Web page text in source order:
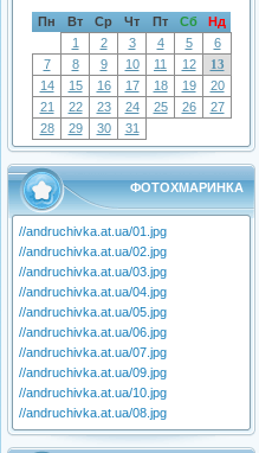
Пн Вт Ср Чт Пт Сб
Нд
1
2 3 4 5
6
7
8 9 10 11 12
13
14
15 16 17 18 19
20
21
22 23 24 25 26
27
28
29 30 31
ФОТОХМАРИНКА
//andruchivka.at.ua/01.jpg
//andruchivka.at.ua/02.jpg
//andruchivka.at.ua/03.jpg
//andruchivka.at.ua/04.jpg
//andruchivka.at.ua/05.jpg
//andruchivka.at.ua/06.jpg
//andruchivka.at.ua/07.jpg
//andruchivka.at.ua/09.jpg
//andruchivka.at.ua/10.jpg
//andruchivka.at.ua/08.jpg